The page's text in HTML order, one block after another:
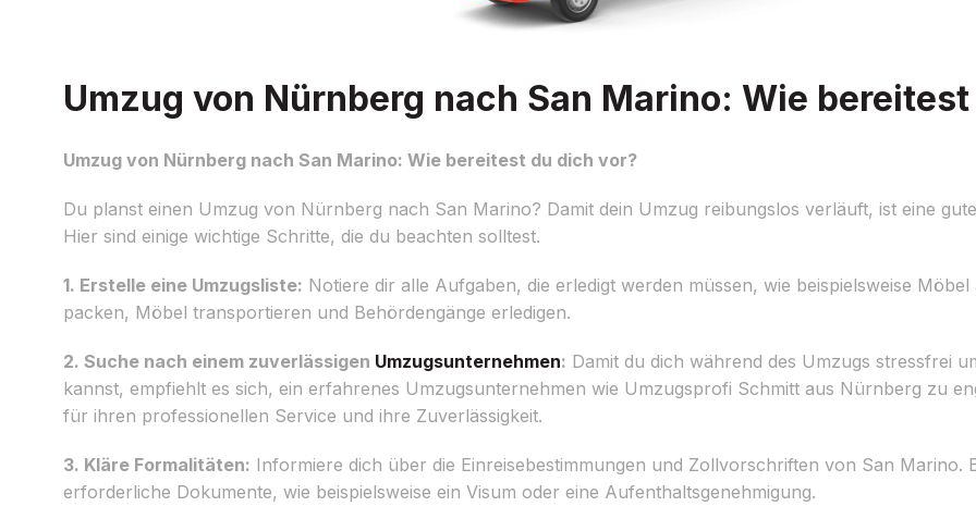
Umzug von Nürnberg nach San Marino: Wie
Umzug von Nürnberg nach San Marino: Wie bereitest du dich vor?
Du planst einen Umzug von Nürnberg nach San Marino? Damit dein Umzug reibungslos verläuft, ist eine
Hier sind einige wichtige Schritte, die du beachten solltest.
1. Erstelle eine Umzugsliste: Notiere dir alle Aufgaben, die erledigt werden müssen, wie beispielsweise
packen, Möbel transportieren und Behördengänge erledigen.
2. Suche nach einem zuverlässigen Umzugsunternehmen: Damit du dich während des Umzugs stressfrei
kannst, empfiehlt es sich, ein erfahrenes Umzugsunternehmen wie Umzugsprofi Schmitt aus Nürnberg zu
für ihren professionellen Service und ihre Zuverlässigkeit.
3. Kläre Formalitäten: Informiere dich über die Einreisebestimmungen und Zollvorschriften von San Marino.
erforderliche Dokumente, wie beispielsweise ein Visum oder eine Aufenthaltsgenehmigung.